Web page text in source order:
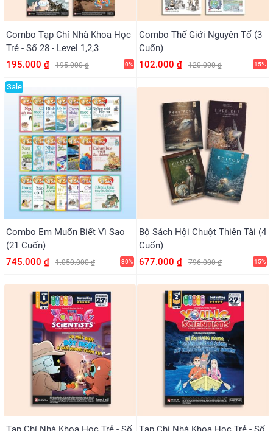
Combo Tạp Chí Nhà Khoa Học
Trẻ - Số 28 - Level 1,2,3
195.000 ₫
195.000 ₫ 0%
Combo Thế Giới Nguyên Tố (3
Cuốn)
102.000 ₫
120.000 ₫ 15%
Sale
Combo Em Muốn Biết Vì Sao
(21 Cuốn)
745.000 ₫
1.050.000 ₫ 30%
Bộ Sách Hội Chuột Thiên Tài (4
Cuốn)
677.000 ₫
796.000 ₫ 15%